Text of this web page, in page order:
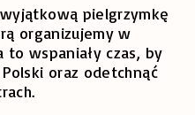
pielgrzymkę
organizujemy w
wspaniały czas, by
oraz odetchnąć